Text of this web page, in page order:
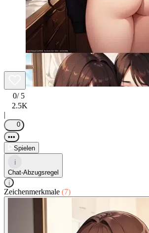
0/ 5
2.5K
|
0
•••
Spielen
i
Chat-Abzugsregel
i
Zeichenmerkmale (7)